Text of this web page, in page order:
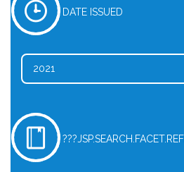
DATE ISSUED
2021